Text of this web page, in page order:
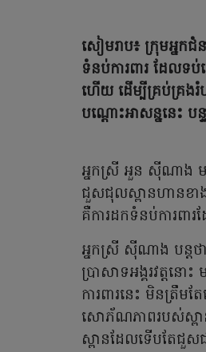
សៀមរាប៖ ក្រុមអ្នកជំ
ទំនប់ការពារ ដែលទ
ហើយ ដើម្បីគ្រប់គ្រង
បណ្ដោះអាសន្ននេះ ប
អ្នកស្រី អួន ស៊ីណាង ម
ជួសជុលស្ពានហានខា
គឺការដកទំនប់ការព
អ្នកស្រី ស៊ីណាង បន្ត
ប្រាសាទអង្គរវត្តន
ការពារនេះ មិនត្រឹម
សោភ័ណភាពរបស់ស្ពាន
ស្ពានដែលទើបតែជួស